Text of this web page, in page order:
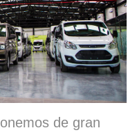
de gran